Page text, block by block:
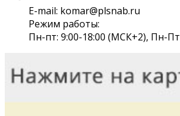
E-mail: komar@plsnab.ru
Режим работы:
Пн-пт: 9:00-18:00 (МСК+2), Пн-Пт